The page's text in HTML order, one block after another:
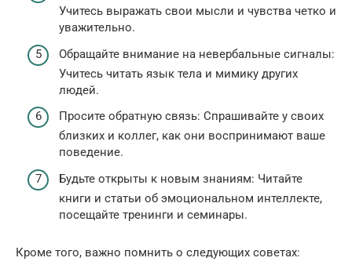
Учитесь выражать свои мысли и чувства четко и
уважительно.
Обращайте внимание на невербальные сигналы:
Учитесь читать язык тела и мимику других
людей.
Просите обратную связь: Спрашивайте у своих
близких и коллег, как они воспринимают ваше
поведение.
Будьте открыты к новым знаниям: Читайте
книги и статьи об эмоциональном интеллекте,
посещайте тренинги и семинары.
Кроме того, важно помнить о следующих советах: